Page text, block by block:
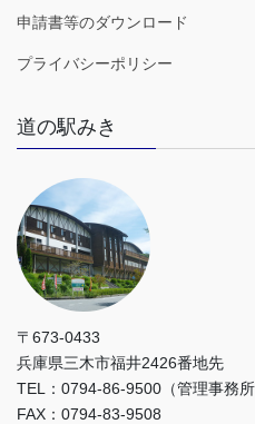
申請書等のダウンロード
プライバシーポリシー
道の駅みき
〒673-0433
兵庫県三木市福井2426番地先
TEL：0794-86-9500（管理事務所
FAX：0794-83-9508